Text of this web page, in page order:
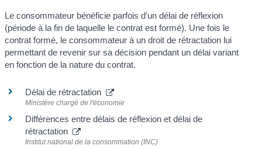
Le consommateur bénéficie parfois d'un délai de réflexion
(période à la fin de laquelle le contrat est formé). Une fois le
contrat formé, le consommateur à un droit de rétractation lui
permettant de revenir sur sa décision pendant un délai variant
en fonction de la nature du contrat.
Délai de rétractation
Ministère chargé de l'économie
Différences entre délais de réflexion et délai de
rétractation
Institut national de la consommation (INC)